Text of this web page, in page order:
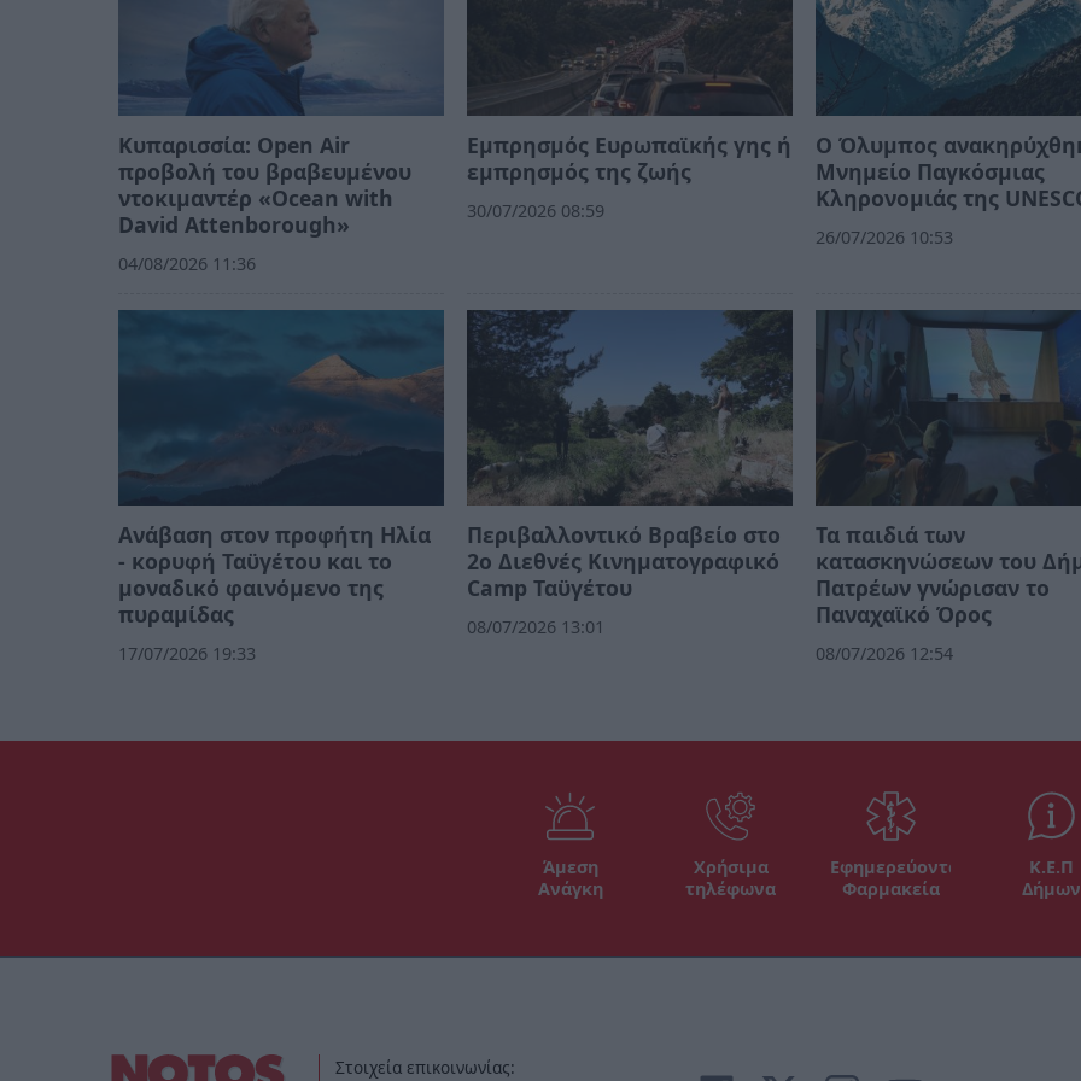
Κυπαρισσία: Open Air
προβολή του βραβευμένου
ντοκιμαντέρ «Ocean with
David Attenborough»
04/08/2026 11:36
Εμπρησμός Ευρωπαϊκής γης ή
εμπρησμός της ζωής
30/07/2026 08:59
Ο Όλυμπος
Μνημείο Παγκόσμιας
Κληρονομιάς της
26/07/2026 10:53
Ανάβαση στον προφήτη Ηλία
- κορυφή Ταϋγέτου και το
μοναδικό φαινόμενο της
πυραμίδας
17/07/2026 19:33
Περιβαλλοντικό Βραβείο στο
2ο Διεθνές Κινηματογραφικό
Camp Ταϋγέτου
08/07/2026 13:01
Τα παιδιά των
κατασκηνώσεων του
Πατρέων γνώρισαν το
Παναχαϊκό Όρος
08/07/2026 12:54
Άμεση
Ανάγκη
Χρήσιμα
τηλέφωνα
Εφημερεύοντα
Φαρμακεία
Κ.Ε.Π
Δήμων
Στοιχεία επικοινωνίας: